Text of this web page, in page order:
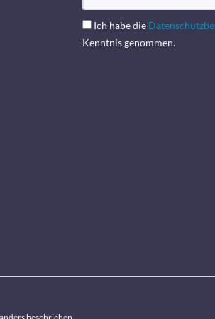
Ich habe die
Kenntnis genommen.